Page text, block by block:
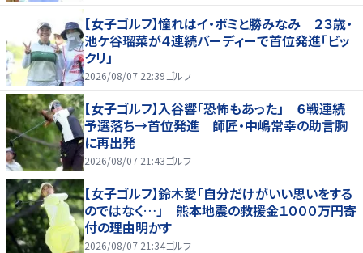
【女子ゴルフ】憧れはイ・ボミと勝みなみ ２３歳・
池ケ谷瑠菜が４連続バーディーで首位発進「ビッ
クリ」
2026/08/07 22:39ゴルフ
【女子ゴルフ】入谷響「恐怖もあった」 ６戦連続
予選落ち→首位発進 師匠・中嶋常幸の助言胸
に再出発
2026/08/07 21:43ゴルフ
【女子ゴルフ】鈴木愛「自分だけがいい思いをする
のではなく…」 熊本地震の救援金１０００万円寄
付の理由明かす
2026/08/07 21:34ゴルフ